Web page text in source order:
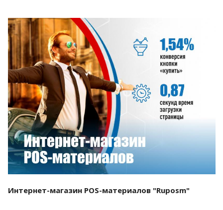
Смотреть проект
Интернет-магазин POS-материалов "Ruposm"